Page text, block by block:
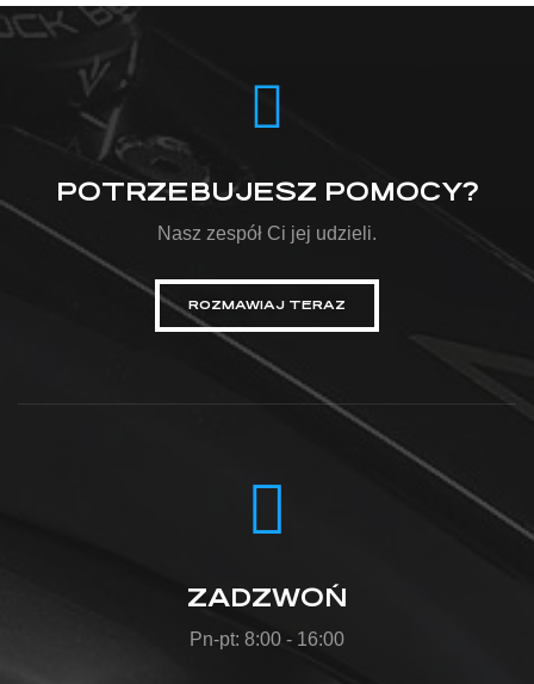
POTRZEBUJESZ POMOCY?
Nasz zespół Ci jej udzieli.
ROZMAWIAJ TERAZ
ZADZWOŃ
Pn-pt: 8:00 - 16:00